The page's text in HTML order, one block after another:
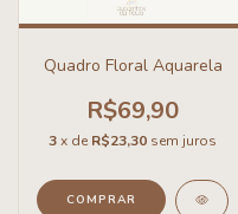
Quadro Floral Aquarela
R$69,90
3x de R$23,30 sem juros
COMPRAR